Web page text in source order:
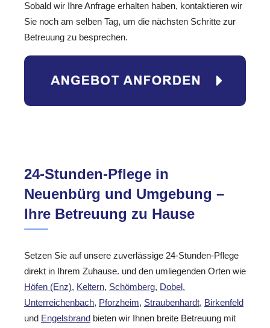
Sobald wir Ihre Anfrage erhalten haben, kontaktieren wir
Sie noch am selben Tag, um die nächsten Schritte zur
Betreuung zu besprechen.
24-Stunden-Pflege in
Neuenbürg und Umgebung –
Ihre Betreuung zu Hause
Setzen Sie auf unsere zuverlässige 24-Stunden-Pflege
direkt in Ihrem Zuhause. und den umliegenden Orten wie
Höfen (Enz), Keltern, Schömberg, Dobel,
Unterreichenbach, Pforzheim, Straubenhardt, Birkenfeld
und Engelsbrand bieten wir Ihnen breite Betreuung mit